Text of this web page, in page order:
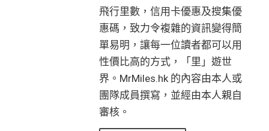
飛行里數，信用卡優惠及搜集優
惠碼，致力令複雜的資訊變得簡
單易明，讓每一位讀者都可以用
性價比高的方式，「里」遊世
界。MrMiles.hk 的內容由本人或
團隊成員撰寫，並經由本人親自
審核。